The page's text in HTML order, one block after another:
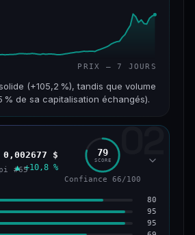
PRIX — 7 JOURS
(+105,2 %), tandis que volume
% de sa capitalisation échangés).
VOLUME 24 H
VAR. 30 J
+1 610,9 %
02
#65
0,002677 $
▲ +10,8 %
79
SCORE
Confiance 66/100
80
95
95